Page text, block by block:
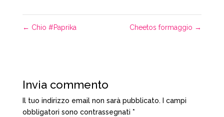
← Chio #Paprika Cheetos formaggio →
Invia commento
Il tuo indirizzo email non sarà pubblicato.
I campi
obbligatori sono contrassegnati *